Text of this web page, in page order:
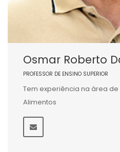
Osmar Roberto
PROFESSOR DE ENSINO SUPERIOR
Tem experiência na área
Alimentos